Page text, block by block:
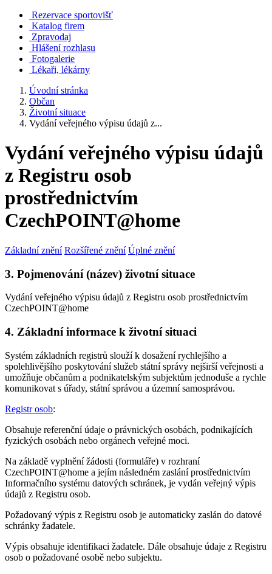
Rezervace sportovišť
Katalog firem
Zpravodaj
Hlášení rozhlasu
Fotogalerie
Lékaři, lékárny
Úvodní stránka
Občan
Životní situace
Vydání veřejného výpisu údajů z...
Vydání veřejného výpisu údajů
z Registru osob
prostřednictvím
CzechPOINT@home
Základní znění Rozšířené znění Úplné znění
3. Pojmenování (název) životní situace
Vydání veřejného výpisu údajů z Registru osob prostřednictvím
CzechPOINT@home
4. Základní informace k životní situaci
Systém základních registrů slouží k dosažení rychlejšího a
spolehlivějšího poskytování služeb státní správy nejširší veřejnosti a
umožňuje občanům a podnikatelským subjektům jednoduše a rychle
komunikovat s úřady, státní správou a územní samosprávou.
Registr osob:
Obsahuje referenční údaje o právnických osobách, podnikajících
fyzických osobách nebo orgánech veřejné moci.
Na základě vyplnění žádosti (formuláře) v rozhraní
CzechPOINT@home a jejím následném zaslání prostřednictvím
Informačního systému datových schránek, je vydán veřejný výpis
údajů z Registru osob.
Požadovaný výpis z Registru osob je automaticky zaslán do datové
schránky žadatele.
Výpis obsahuje identifikaci žadatele. Dále obsahuje údaje z Registru
osob o požadované osobě nebo subjektu.